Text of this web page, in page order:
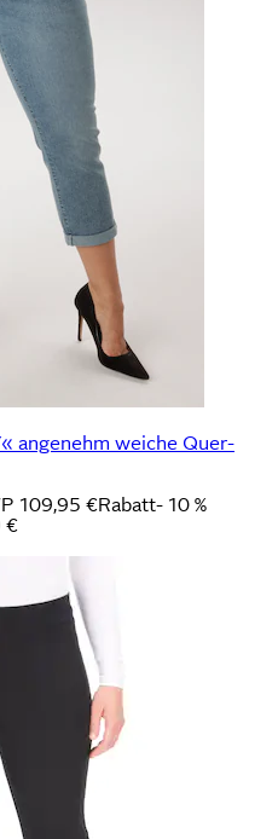
angenehm weiche Quer-
109,95 €Rabatt- 10 %
€